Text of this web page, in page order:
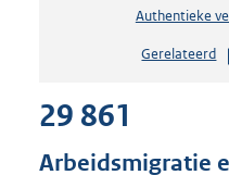
Authentieke
Gerelateerd
29 861
Arbeidsmigratie